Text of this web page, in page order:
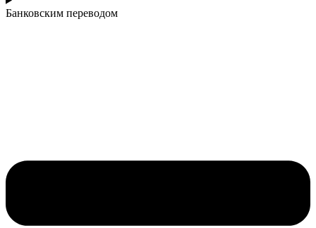
Банковским переводом